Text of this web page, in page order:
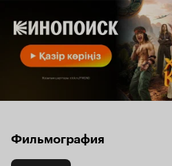
Фильмография